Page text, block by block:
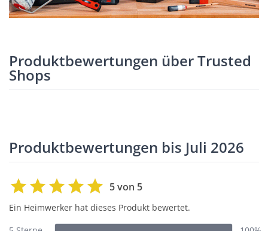
Produktbewertungen über Trusted
Shops
Produktbewertungen bis Juli 2026
5 von 5
Ein Heimwerker hat dieses Produkt bewertet.